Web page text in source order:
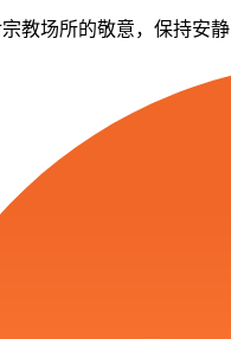
教场所的敬意，保持安静